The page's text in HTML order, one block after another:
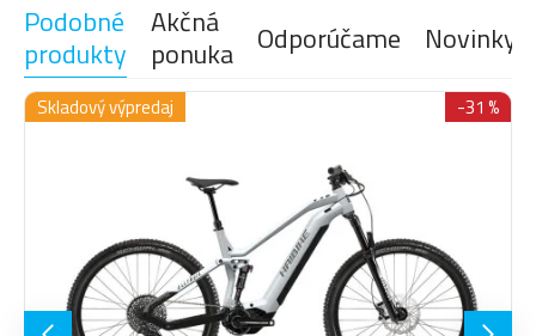
Podobné
produkty
Akčná
ponuka Odporúčame Novinky
Skladový výpredaj -31 %